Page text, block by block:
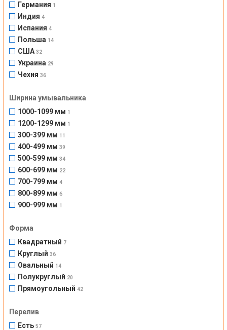
Германия 1
Индия 4
Испания 4
Польша 14
США 32
Украина 29
Чехия 36
Ширина умывальника
1000-1099 мм 1
1200-1299 мм 1
300-399 мм 11
400-499 мм 39
500-599 мм 34
600-699 мм 22
700-799 мм 4
800-899 мм 6
900-999 мм 1
Форма
Квадратный 7
Круглый 36
Овальный 14
Полукруглый 20
Прямоугольный 42
Перелив
Есть 57